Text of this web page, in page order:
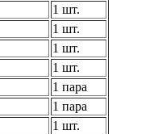
1 шт.
1 шт.
1 шт.
1 шт.
1 пара
1 пара
1 шт.